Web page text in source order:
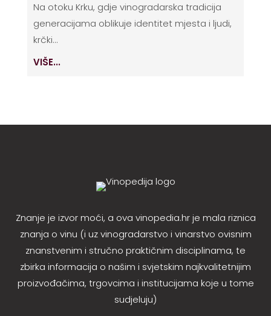
Na otoku Krku, gdje vinogradarska tradicija
generacijama oblikuje identitet mjesta i ljudi,
krčki...
VIŠE...
Znanje je izvor moći, a ova vinopedia.hr je mala riznica
znanja o vinu (i uz vinogradarstvo i vinarstvo ovisnim
znanstvenim i stručno praktičnim disciplinama, te
zbirka informacija o našim i svjetskim najkvalitetnijim
proizvođačima, trgovcima i institucijama koje u tome
sudjeluju)